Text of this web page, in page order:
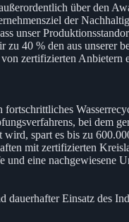
über den
der
unser
zu 40 % den aus unserer
zertifizierten Anbietern
bei dem
wird, spart es bis zu
mit zertifizierten
und eine nachgewiesene
dauerhafter Einsatz des